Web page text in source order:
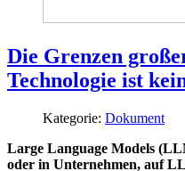
Die Grenzen
Technologie ist
Kategorie: Dokument
Large Language Models
oder in Unternehmen, auf